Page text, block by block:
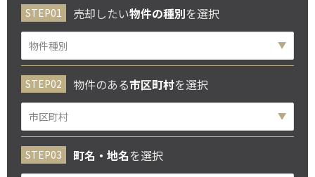
売却したい物件の種別を選択
物件のある市区町村を選択
町名・地名を選択